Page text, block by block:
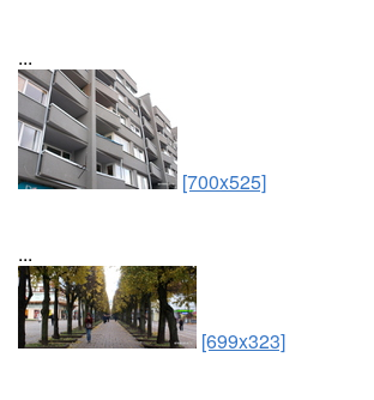
...
[700x525]
...
[699x323]